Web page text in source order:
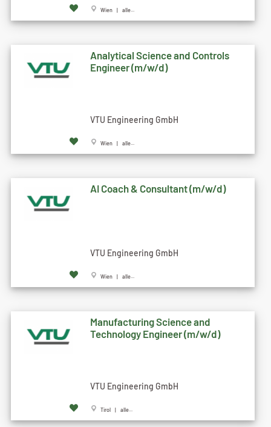
Wien | alle...
Analytical Science and Controls
Engineer (m/w/d)
VTU Engineering GmbH
Wien | alle...
AI Coach & Consultant (m/w/d)
VTU Engineering GmbH
Wien | alle...
Manufacturing Science and
Technology Engineer (m/w/d)
VTU Engineering GmbH
Tirol | alle...